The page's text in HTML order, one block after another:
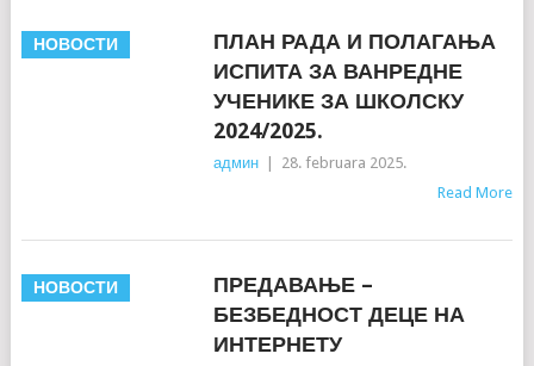
НОВОСТИ
ПЛАН РАДА И ПОЛАГАЊА
ИСПИТА ЗА ВАНРЕДНЕ
УЧЕНИКЕ ЗА ШКОЛСКУ
2024/2025.
админ
28. februara 2025.
Read More
НОВОСТИ
ПРЕДАВАЊЕ –
БЕЗБЕДНОСТ ДЕЦЕ НА
ИНТЕРНЕТУ